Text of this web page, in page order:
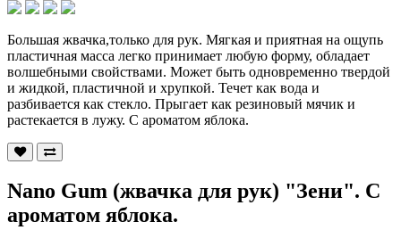
Большая жвачка,только для рук. Мягкая и приятная на ощупь
пластичная масса легко принимает любую форму, обладает
волшебными свойствами. Может быть одновременно твердой
и жидкой, пластичной и хрупкой. Течет как вода и
разбивается как стекло. Прыгает как резиновый мячик и
растекается в лужу. С ароматом яблока.
Nano Gum (жвачка для рук) "Зени". С
ароматом яблока.